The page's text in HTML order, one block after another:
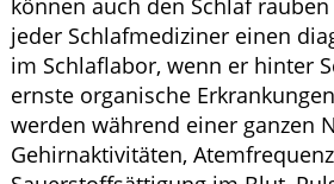
jeder Schlafmediziner einen
im Schlaflabor, wenn er hinter
ernste organische
werden während einer ganzen
Gehirnaktivitäten,